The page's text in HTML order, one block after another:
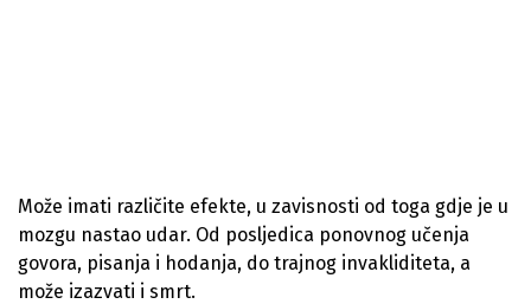
Može imati različite efekte, u zavisnosti od toga gdje je u
mozgu nastao udar. Od posljedica ponovnog učenja
govora, pisanja i hodanja, do trajnog invakliditeta, a
može izazvati i smrt.